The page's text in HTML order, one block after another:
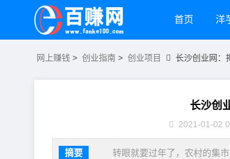
首页 洋
网上赚钱 > 创业指南 > 创业项目 长沙创业网：
长沙创
2021-01-02
摘要
转眼就要过年了，农村的集市